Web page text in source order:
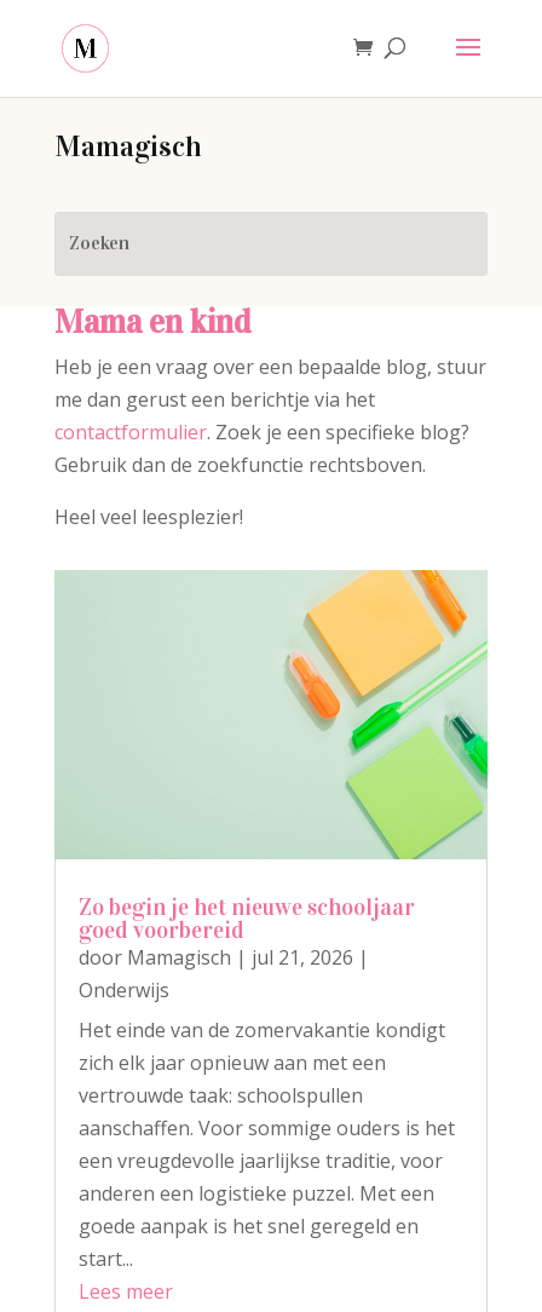
Mamagisch
Mama en kind
Heb je een vraag over een bepaalde blog, stuur
me dan gerust een berichtje via het
contactformulier. Zoek je een specifieke blog?
Gebruik dan de zoekfunctie rechtsboven.
Heel veel leesplezier!
Zo begin je het nieuwe schooljaar
goed voorbereid
door Mamagisch | jul 21, 2026 |
Onderwijs
Het einde van de zomervakantie kondigt
zich elk jaar opnieuw aan met een
vertrouwde taak: schoolspullen
aanschaffen. Voor sommige ouders is het
een vreugdevolle jaarlijkse traditie, voor
anderen een logistieke puzzel. Met een
goede aanpak is het snel geregeld en
start...
Lees meer